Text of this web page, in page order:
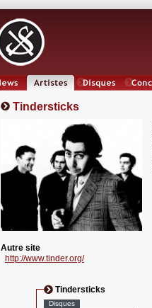
Tindersticks
Autre site
http://www.tinder.org/
Tindersticks
Disques